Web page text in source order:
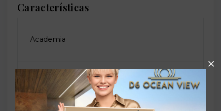
Características
Academia
Lavanderia